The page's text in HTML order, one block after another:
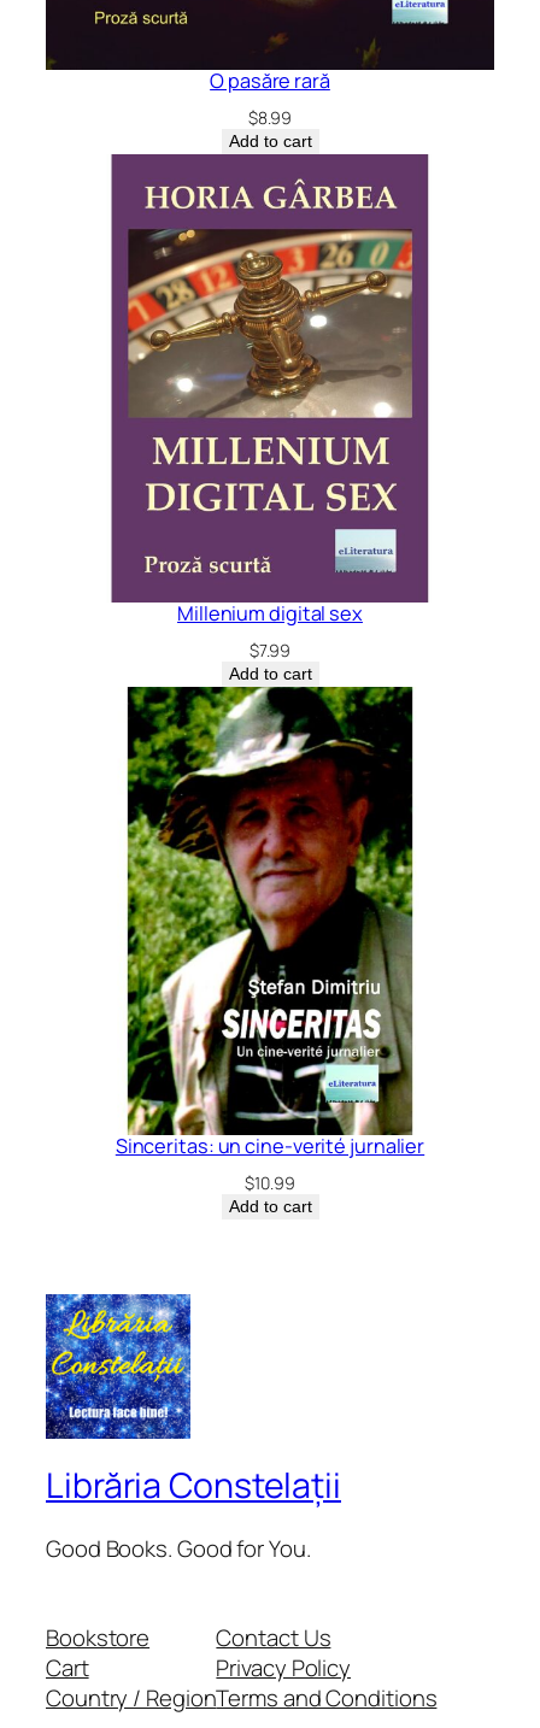
O pasăre rară
$8.99
Add to cart
Millenium digital sex
$7.99
Add to cart
Sinceritas: un cine-verité jurnalier
$10.99
Add to cart
Librăria Constelații
Good Books. Good for You.
Bookstore
Cart
Country / Region
Contact Us
Privacy Policy
Terms and Conditions